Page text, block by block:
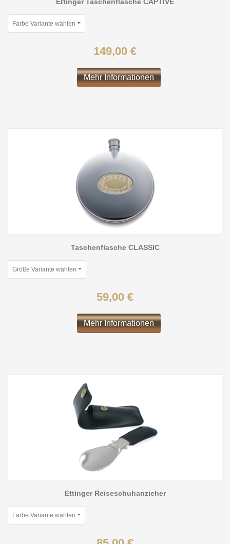
Farbe Variante wählen
149,00 €
Mehr Informationen
Taschenflasche CLASSIC
Größe Variante wählen
59,00 €
Mehr Informationen
Ettinger Reiseschuhanzieher
Farbe Variante wählen